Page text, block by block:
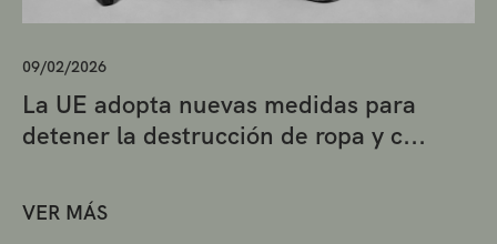
09/02/2026
La UE adopta nuevas medidas para
detener la destrucción de ropa y c...
VER MÁS